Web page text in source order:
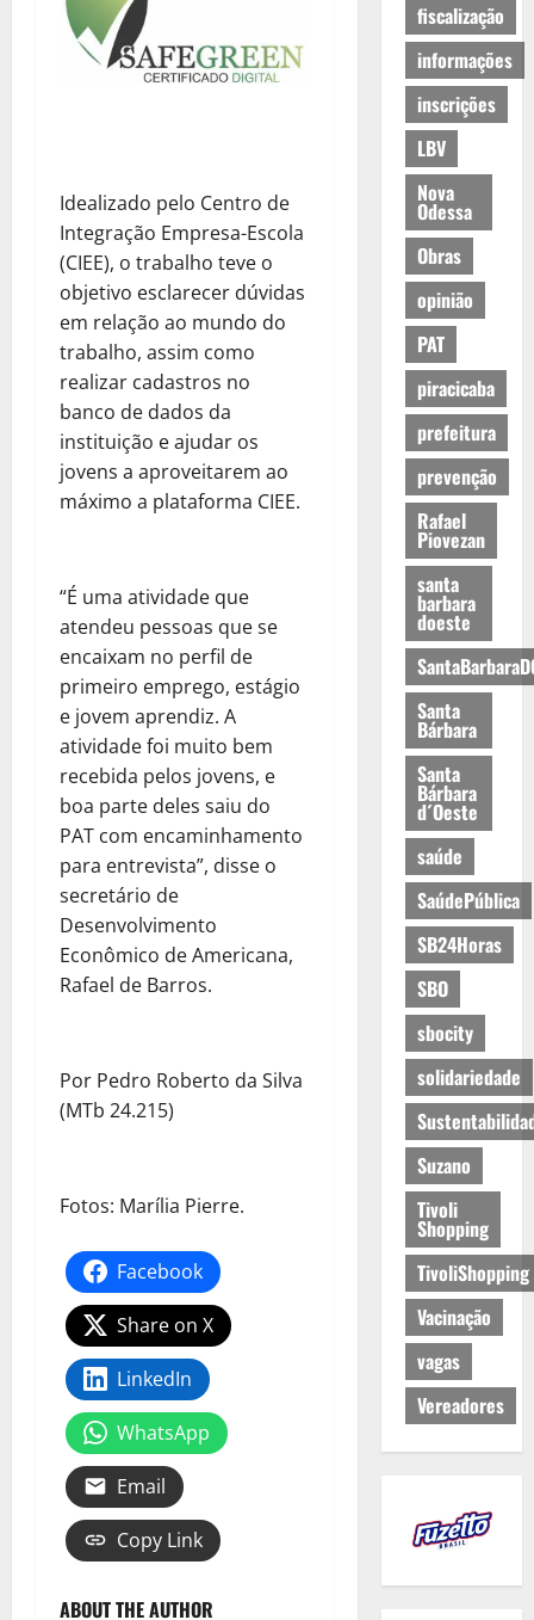
Idealizado pelo Centro de
Integração Empresa-Escola
(CIEE), o trabalho teve o
objetivo esclarecer dúvidas
em relação ao mundo do
trabalho, assim como
realizar cadastros no
banco de dados da
instituição e ajudar os
jovens a aproveitarem ao
máximo a plataforma CIEE.
“É uma atividade que
atendeu pessoas que se
encaixam no perfil de
primeiro emprego, estágio
e jovem aprendiz. A
atividade foi muito bem
recebida pelos jovens, e
boa parte deles saiu do
PAT com encaminhamento
para entrevista”, disse o
secretário de
Desenvolvimento
Econômico de Americana,
Rafael de Barros.
Por Pedro Roberto da Silva
(MTb 24.215)
Fotos: Marília Pierre.
Facebook
Share on X
LinkedIn
WhatsApp
Email
Copy Link
ABOUT THE AUTHOR
fiscalização
informações
inscrições
LBV
Nova
Odessa
Obras
opinião
PAT
piracicaba
prefeitura
prevenção
Rafael
Piovezan
santa
barbara
doeste
Santa
Bárbara
Santa
Bárbara
d´Oeste
saúde
SaúdePública
SB24Horas
SBO
sbocity
solidariedade
Suzano
Tivoli
Shopping
TivoliShopping
Vacinação
vagas
Vereadores